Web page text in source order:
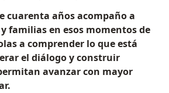
cuarenta años acompaño a
familias en esos momentos de
a comprender lo que está
el diálogo y construir
avanzar con mayor